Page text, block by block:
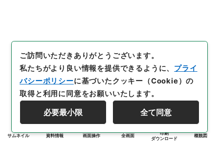
サムネイル 資料情報 画面操作 全画面
印刷
ダウンロード
概観図
ご訪問いただきありがとうございます。
私たちがより良い情報を提供できるように、 プライ
バシーポリシーに基づいたクッキー（Cookie）の
取得と利用に同意をお願いいたします。
必要最小限 全て同意